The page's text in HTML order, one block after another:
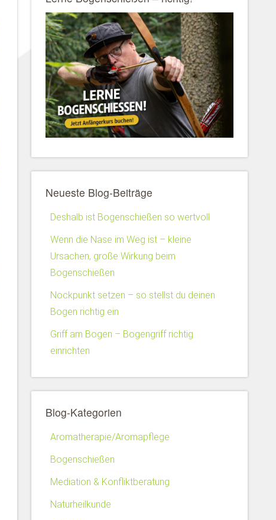
Neueste Blog-Beiträge
Deshalb ist Bogenschießen so wertvoll
Wenn die Nase im Weg ist – kleine
Ursachen, große Wirkung beim
Bogenschießen
Nockpunkt setzen – so stellst du deinen
Bogen richtig ein
Griff am Bogen – Bogengriff richtig
einrichten
Blog-Kategorien
Aromatherapie/Aromapflege
Bogenschießen
Mediation & Konfliktberatung
Naturheilkunde